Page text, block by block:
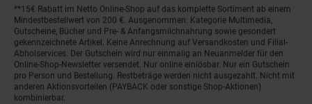
**15€ Rabatt im Netto Online-Shop auf das komplette Sortiment ab einem
Mindestbestellwert von 200 €. Ausgenommen: Kategorie Multimedia,
Gutscheine, Bücher und Pre- & Anfangsmilchnahrung sowie gesondert
gekennzeichnete Artikel. Keine Anrechnung auf Versandkosten und Filial-
Abholservices. Der Gutschein wird nur einmalig an Neuanmelder für den
Online-Shop-Newsletter versendet. Nur online einlösbar. Nur ein Gutschein
pro Person und Bestellung. Restbeträge werden nicht ausgezahlt. Nicht mit
anderen Aktionsvorteilen (PAYBACK oder sonstige Shop-Aktionen)
kombinierbar.